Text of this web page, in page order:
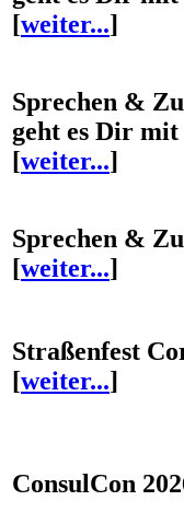
[weiter...]
Sprechen &
geht es Dir
[weiter...]
Sprechen &
[weiter...]
Straßenfest
[weiter...]
ConsulCon